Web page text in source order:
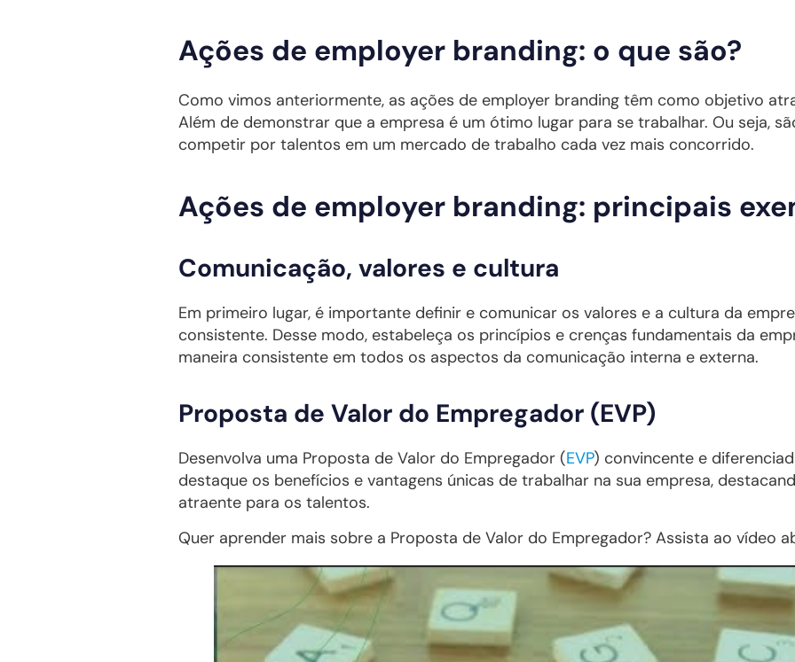
Ações de employer branding: o que são?
Como vimos anteriormente, as ações de employer branding têm como objetivo
Além de demonstrar que a empresa é um ótimo lugar para se trabalhar. Ou seja,
competir por talentos em um mercado de trabalho cada vez mais concorrido.
Ações de employer branding: principais
Comunicação, valores e cultura
Em primeiro lugar, é importante definir e comunicar os valores e a cultura da
consistente. Desse modo, estabeleça os princípios e crenças fundamentais da
maneira consistente em todos os aspectos da comunicação interna e externa.
Proposta de Valor do Empregador (EVP)
Desenvolva uma Proposta de Valor do Empregador (EVP) convincente e
destaque os benefícios e vantagens únicas de trabalhar na sua empresa,
atraente para os talentos.
Quer aprender mais sobre a Proposta de Valor do Empregador? Assista ao vídeo